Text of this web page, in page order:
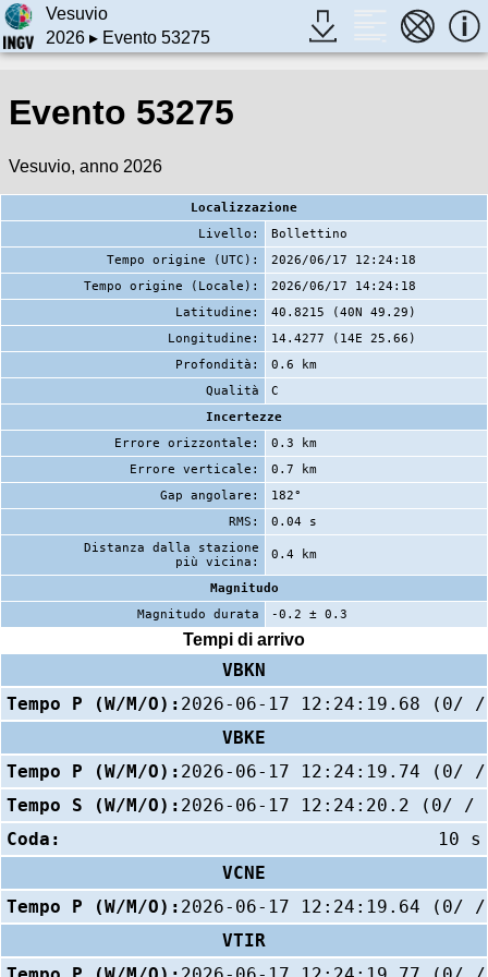
Vesuvio
2026▸ Evento 53275
Evento 53275
Vesuvio, anno 2026
Localizzazione
Livello:
Bollettino
Tempo origine (UTC):
2026/06/17 12:24:18
Tempo origine (Locale):
2026/06/17 14:24:18
Latitudine:
40.8215 (40N 49.29)
Longitudine:
14.4277 (14E 25.66)
Profondità:
0.6 km
Qualità
C
Incertezze
Errore orizzontale:
0.3 km
Errore verticale:
0.7 km
Gap angolare:
182°
RMS:
0.04 s
Distanza dalla stazione
più vicina:
0.4 km
Magnitudo
Magnitudo durata
-0.2 ± 0.3
Tempi di arrivo
VBKN
Tempo P (W/M/O): 2026-06-17 12:24:19.68 (0/
VBKE
Tempo P (W/M/O): 2026-06-17 12:24:19.74 (0/
Tempo S (W/M/O): 2026-06-17 12:24:20.2 (0/ /
Coda:
10 s
VCNE
Tempo P (W/M/O): 2026-06-17 12:24:19.64 (0/
VTIR